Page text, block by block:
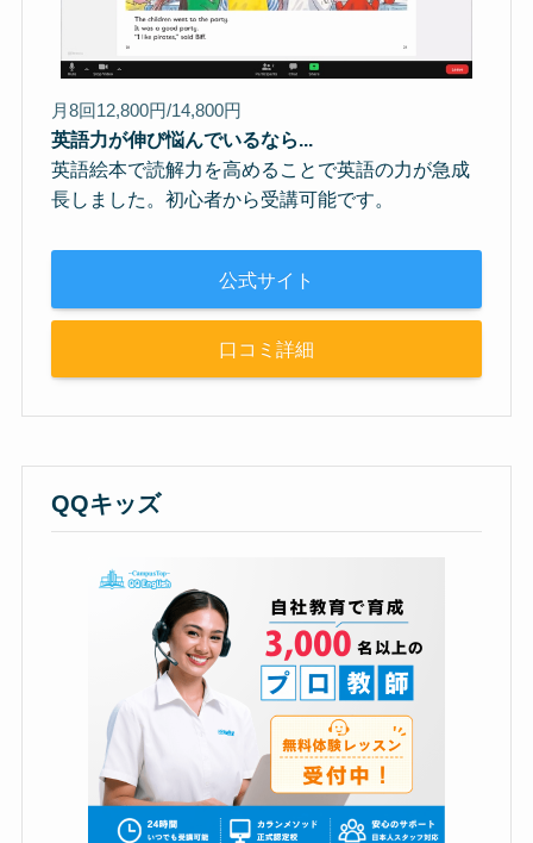
月8回12,800円/14,800円
英語力が伸び悩んでいるなら...
英語絵本で読解力を高めることで英語の力が急成
長しました。初心者から受講可能です。
公式サイト
口コミ詳細
QQキッズ